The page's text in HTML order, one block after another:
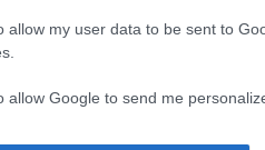
allow my user data to be sent to
allow Google to send me
équipesCleveland
décembre 2025 à 01h40
vous rendre chez notre